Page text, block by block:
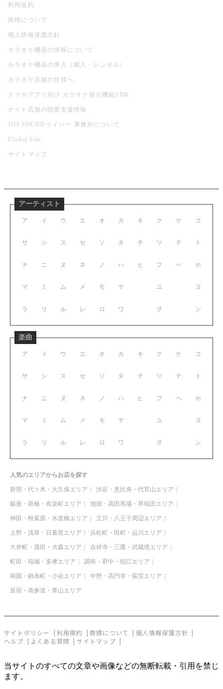
利用規約
商標について
個人情報保護方針
カラオケ機器の情報について
カラオケ機器の導入（購入・レンタル）
カラオケ店舗の皆様へ
スマホアプリ向け カラオケ採点機能SDK
ナイト店舗の開業支援情報
JOYSOUNDライバー 事務所について
Global Site
サイトマップ
アーティスト
ア イ ウ エ オ
サ シ ス セ ソ
ナ ニ ヌ ネ ノ
マ ミ ム メ モ
ラ リ ル レ ロ
カ キ ク ケ コ
タ チ ツ テ ト
ハ ヒ フ ヘ ホ
ヤ ユ ヨ
ワ ヲ ン
楽曲
ア イ ウ エ オ
サ シ ス セ ソ
ナ ニ ヌ ネ ノ
マ ミ ム メ モ
ラ リ ル レ ロ
カ キ ク ケ コ
タ チ ツ テ ト
ハ ヒ フ ヘ ホ
ヤ ユ ヨ
ワ ヲ ン
人気のエリアからお店を探す
新宿・代々木・大久保エリア 渋谷・恵比寿・代官山エリア
銀座・新橋・有楽町エリア 池袋・高田馬場・早稲田エリア
神田・秋葉原・水道橋エリア 立川・八王子周辺エリア
上野・浅草・日暮里エリア 浜松町・田町・品川エリア
大井町・蒲田・大森エリア 吉祥寺・三鷹・武蔵境エリア
町田・稲城・多摩エリア 調布・府中・狛江エリア
両国・錦糸町・小岩エリア 中野・高円寺・荻窪エリア
原宿・表参道・青山エリア
サイトポリシー 利用規約 商標について
個人情報保護方針
ヘルプ
よくある質問 サイトマップ
当サイトのすべての文章や画像などの無断転載・引用を禁じ
ます。